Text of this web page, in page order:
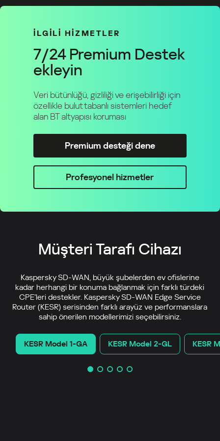
İLGİLİ HİZMETLER
7/24 Premium Destek
ekleyin
Veri bütünlüğü, gizliliği ve erişebilirliği için
özellikle bulut tabanlı sistemleri hedef
alan BT altyapısı koruması
Premium desteği dene
Profesyonel hizmetler
Müşteri Tarafı Cihazı
Kaspersky SD-WAN, büyük şubelerden ev ofislerine
kadar herhangi bir konuma bağlanmak için farklı türdeki
CPE’leri destekler. Kaspersky SD-WAN Edge Service
Router (KESR) serisinden farklı arayüz ve performanslara
sahip önerilen modellerimizi seçebilirsiniz.
KESR Model 1-GA KESR Model 2-GL KESR